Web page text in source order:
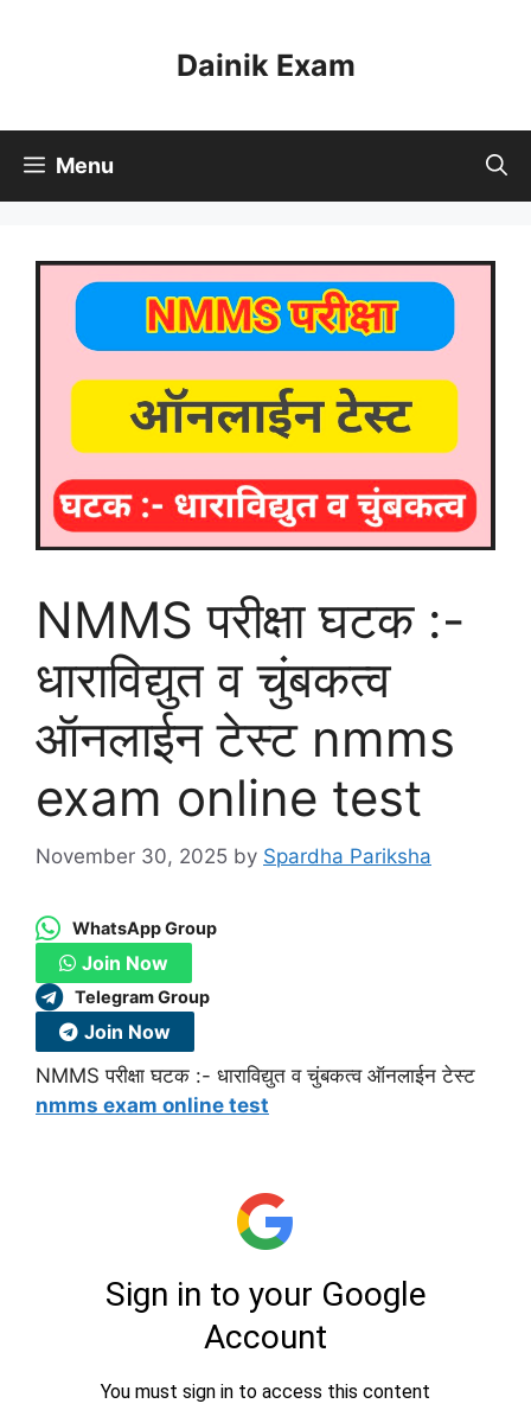
Dainik Exam
Menu
NMMS परीक्षा घटक :-
धाराविद्युत व चुंबकत्व
ऑनलाईन टेस्ट nmms
exam online test
November 30, 2025 by Spardha Pariksha
WhatsApp Group
Join Now
Telegram Group
Join Now
NMMS परीक्षा घटक :- धाराविद्युत व चुंबकत्व ऑनलाईन टेस्ट
nmms exam online test